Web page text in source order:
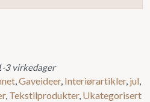
3 virkedager
,Gaveideer, Interiørartikler, jul,
, Tekstilprodukter, Ukategorisert